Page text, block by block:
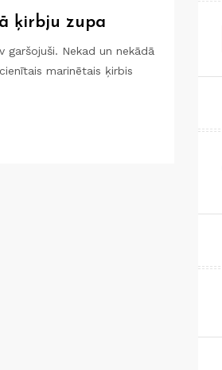
ķirbju zupa
garšojuši. Nekad un nekādā
marinētais ķirbis